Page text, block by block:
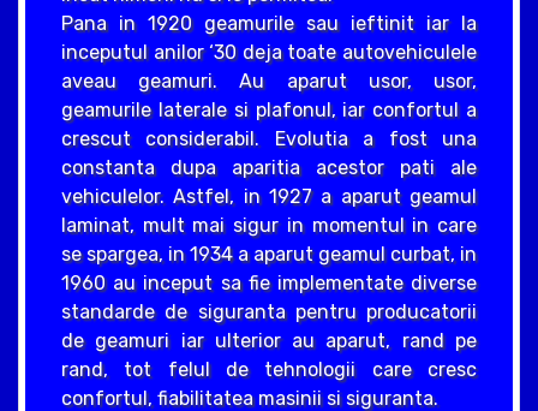
Pana in 1920 geamurile sau ieftinit iar la
inceputul anilor ‘30 deja toate autovehiculele
aveau geamuri. Au aparut usor, usor,
geamurile laterale si plafonul, iar confortul a
crescut considerabil. Evolutia a fost una
constanta dupa aparitia acestor pati ale
vehiculelor. Astfel, in 1927 a aparut geamul
laminat, mult mai sigur in momentul in care
se spargea, in 1934 a aparut geamul curbat, in
1960 au inceput sa fie implementate diverse
standarde de siguranta pentru producatorii
de geamuri iar ulterior au aparut, rand pe
rand, tot felul de tehnologii care cresc
confortul, fiabilitatea masinii si siguranta.